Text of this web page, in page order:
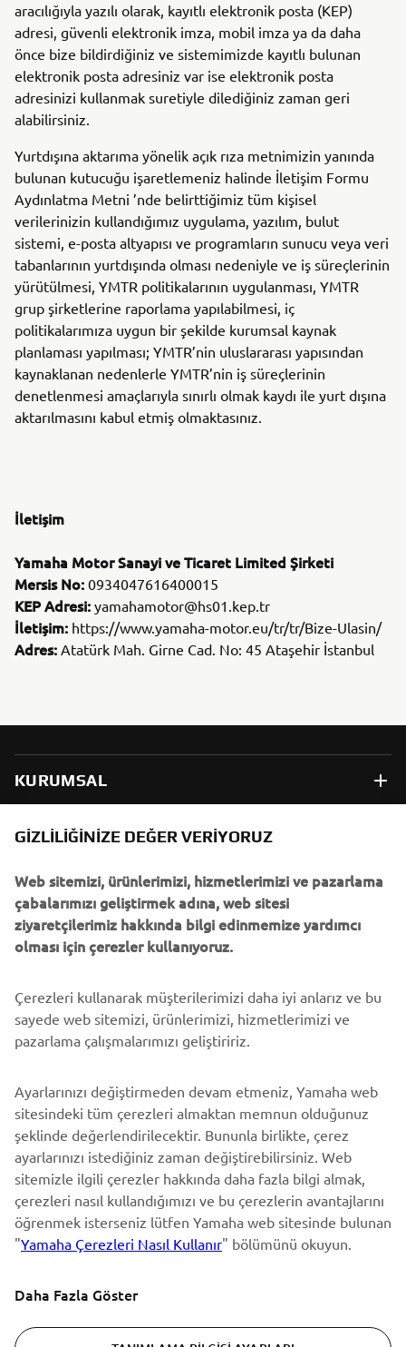
aracılığıyla yazılı olarak, kayıtlı elektronik posta (KEP)
adresi, güvenli elektronik imza, mobil imza ya da daha
önce bize bildirdiğiniz ve sistemimizde kayıtlı bulunan
elektronik posta adresiniz var ise elektronik posta
adresinizi kullanmak suretiyle dilediğiniz zaman geri
alabilirsiniz.
Yurtdışına aktarıma yönelik açık rıza metnimizin yanında
bulunan kutucuğu işaretlemeniz halinde İletişim Formu
Aydınlatma Metni ’nde belirttiğimiz tüm kişisel
verilerinizin kullandığımız uygulama, yazılım, bulut
sistemi, e-posta altyapısı ve programların sunucu veya veri
tabanlarının yurtdışında olması nedeniyle ve iş süreçlerinin
yürütülmesi, YMTR politikalarının uygulanması, YMTR
grup şirketlerine raporlama yapılabilmesi, iç
politikalarımıza uygun bir şekilde kurumsal kaynak
planlaması yapılması; YMTR’nin uluslararası yapısından
kaynaklanan nedenlerle YMTR’nin iş süreçlerinin
denetlenmesi amaçlarıyla sınırlı olmak kaydı ile yurt dışına
aktarılmasını kabul etmiş olmaktasınız.
İletişim
Yamaha Motor Sanayi ve Ticaret Limited Şirketi
Mersis No: 0934047616400015
KEP Adresi: yamahamotor@hs01.kep.tr
İletişim: https://www.yamaha-motor.eu/tr/tr/Bize-Ulasin/
Adres: Atatürk Mah. Girne Cad. No: 45 Ataşehir İstanbul
KURUMSAL
B2B
DAHA FAZLA YAMAHA
DESTEK
BÜLTEN
En son fırsatları, özel etkinlikleri, yeni çıkan ürünleri ve daha
fazlasını ilk öğrenen siz olun
ABONE OL
Gizlilik Politikamızı okuyarak kişisel verilerinizi nasıl işlediğimizi
öğrenebilirsiniz:
Gizlilik Politikası
GIZLILIĞINIZE DEĞER VERIYORUZ
Web sitemizi, ürünlerimizi, hizmetlerimizi ve pazarlama
çabalarımızı geliştirmek adına, web sitesi
ziyaretçilerimiz hakkında bilgi edinmemize yardımcı
olması için çerezler kullanıyoruz.
Çerezleri kullanarak müşterilerimizi daha iyi anlarız ve bu
sayede web sitemizi, ürünlerimizi, hizmetlerimizi ve
pazarlama çalışmalarımızı geliştiririz.
Ayarlarınızı değiştirmeden devam etmeniz, Yamaha web
sitesindeki tüm çerezleri almaktan memnun olduğunuz
şeklinde değerlendirilecektir. Bununla birlikte, çerez
ayarlarınızı istediğiniz zaman değiştirebilirsiniz. Web
sitemizle ilgili çerezler hakkında daha fazla bilgi almak,
çerezleri nasıl kullandığımızı ve bu çerezlerin avantajlarını
öğrenmek isterseniz lütfen Yamaha web sitesinde bulunan
"Yamaha Çerezleri Nasıl Kullanır" bölümünü okuyun.
Daha Fazla Göster